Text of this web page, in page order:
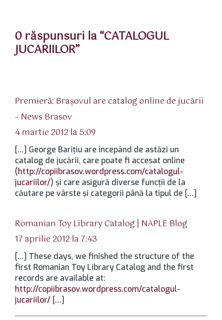
0 răspunsuri la “CATALOGUL
JUCARIILOR”
Premieră: Brașovul are catalog online de jucării
– News Brasovspune:
4 martie 2012 la 5:09
[…] George Barițiu are începând de astăzi un
catalog de jucării, care poate fi accesat online
(http://copiibrasov.wordpress.com/catalogul-
jucariilor/) și care asigură diverse funcții de la
căutare pe vârste și categorii până la tipul de […]
Romanian Toy Library Catalog | NAPLE Blog
17 aprilie 2012 la 7:43
[…] These days, we finished the structure of the
first Romanian Toy Library Catalog and the first
records are available at:
http://copiibrasov.wordpress.com/catalogul-
jucariilor/ […]